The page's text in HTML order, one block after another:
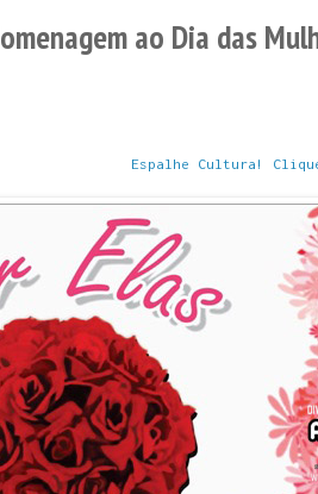
ao Dia das
Espalhe Cultura!